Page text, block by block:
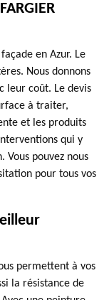
en Azur. Le
Nous donnons
leur coût. Le devis
à traiter,
et les produits
qui y
pouvez nous
pour tous vos
permettent à vos
la résistance de